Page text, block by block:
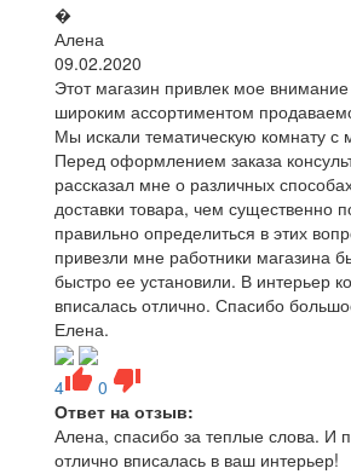
�
Алена
09.02.2020
Этот магазин привлек мое
широким ассортиментом
Мы искали тематическую комнату с
Перед оформлением заказа
рассказал мне о различных
доставки товара, чем существенно
правильно определиться в этих
привезли мне работники магазина
быстро ее установили. В интерьер
вписалась отлично. Спасибо
Елена.
4
0
Ответ на отзыв:
Алена, спасибо за теплые слова. И
отлично вписалась в ваш интерьер!